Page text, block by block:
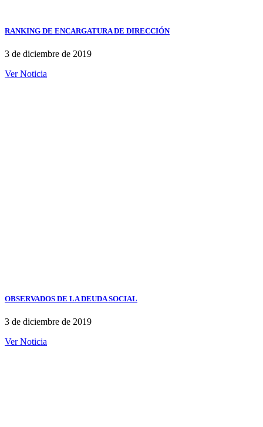
RANKING DE ENCARGATURA DE DIRECCIÓN
3 de diciembre de 2019
Ver Noticia
OBSERVADOS DE LA DEUDA SOCIAL
3 de diciembre de 2019
Ver Noticia